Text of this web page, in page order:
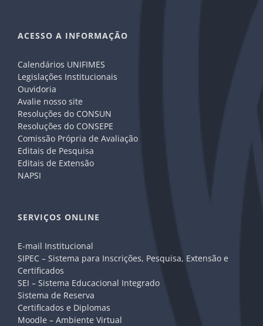
ACESSO A INFORMAÇÃO
Calendários UNIFIMES
Legislações Institucionais
Ouvidoria
Avalie nosso site
Resoluções do CONSUN
Resoluções do CONSEPE
Comissão Própria de Avaliação
Editais de Pesquisa
Editais de Extensão
NAPSI
SERVIÇOS ONLINE
E-mail Institucional
SIPEC – Sistema para Inscrições, Pesquisa, Extensão e
Certificados
SEI – Sistema Educacional Integrado
Sistema de Reserva
Certificados e Diplomas
Moodle – Ambiente Virtual